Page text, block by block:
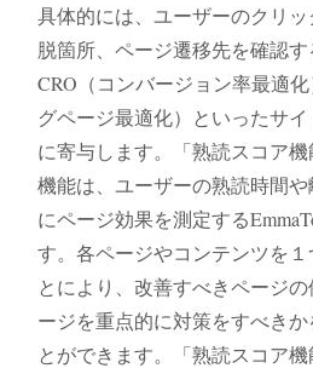
具体的には、ユーザーのクリ
脱箇所、ページ遷移先を確認す
CRO（コンバージョン率最適
グページ最適化）といったサ
に寄与します。「熟読スコア
機能は、ユーザーの熟読時間
にページ効果を測定する
す。各ページやコンテンツを
とにより、改善すべきページ
ージを重点的に対策をすべき
とができます。「熟読スコア